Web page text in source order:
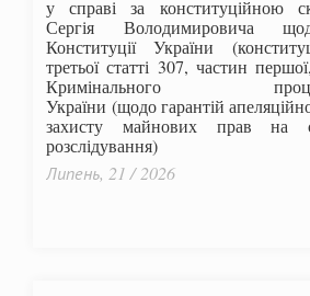
у справі за конституційною
Сергія Володимировича
Конституції України
третьої статті 307, частин
Кримінального
України (щодо гарантій
захисту майнових прав на
розслідування)
Липень, 21 / 2026